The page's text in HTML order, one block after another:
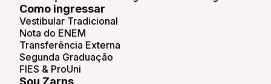
Prouni.
Importante! Para escolher as unidades da Zarns
na inscrição escolha:
Zarns Salvador: Centro Universitário Zarns
Salvador.
Como ingressar
Vestibular Tradicional
Nota do ENEM
Transferência Externa
Segunda Graduação
FIES & ProUni
Sou Zarns